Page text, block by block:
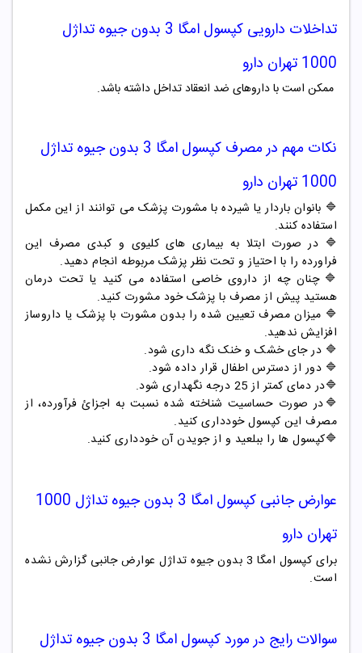
تداخلات دارویی کپسول امگا 3 بدون جیوه
تداژل
1000 تهران دارو
ممکن است با داروهای ضد انعقاد تداخل داشته باشد.
نکات مهم در مصرف کپسول امگا 3 بدون جیوه
تداژل
1000 تهران دارو
🔷 بانوان باردار یا شیرده با مشورت پزشک می توانند از این مکمل
استفاده کنند.
🔷 در صورت ابتلا به بیماری های کلیوی و کبدی مصرف این
فراورده را با احتیاز و تحت نظر پزشک مربوطه انجام دهید.
🔷 چنان چه از داروی خاصی استفاده می کنید یا تحت درمان
هستید پیش از مصرف با پزشک خود مشورت کنید.
🔷 میزان مصرف تعیین شده را بدون مشورت با پزشک یا داروساز
افزایش ندهید.
🔷 در جای خشک و خنک نگه داری شود.
🔷 دور از دسترس اطفال قرار داده شود.
🔷در دمای کمتر از 25 درجه نگهداری شود.
🔷در صورت حساسیت شناخته شده نسبت به اجزائ فرآورده، از
مصرف این کپسول خودداری کنید.
🔷کپسول ها را ببلعید و از جویدن آن خودداری کنید.
عوارض جانبی کپسول امگا 3 بدون جیوه
تداژل 1000
تهران دارو
برای کپسول امگا 3 بدون جیوه تداژل عوارض جانبی گزارش نشده
است.
سوالات رایج در مورد کپسول امگا 3 بدون جیوه
تداژل